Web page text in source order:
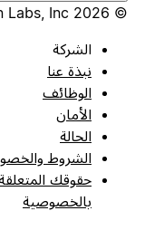
الشركة
نبذة عنا
الوظائف
الأمان
الحالة
الشروط والخصوصية
حقوقك المتعلقة
بالخصوصية